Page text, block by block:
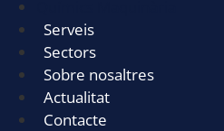
Serveis
Sectors
Sobre nosaltres
Actualitat
Contacte